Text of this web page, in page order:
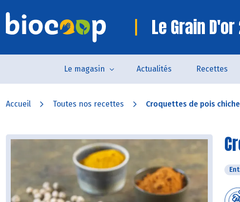
Le Grain D'or
Le magasin Actualités Recettes
Accueil Toutes nos recettes Croquettes de pois